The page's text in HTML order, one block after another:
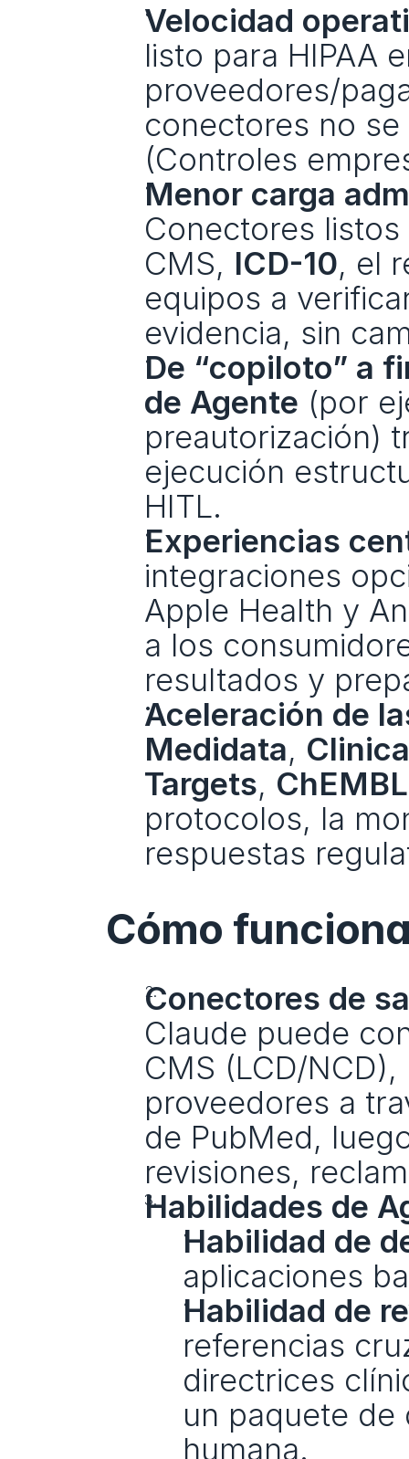
Velocidad
listo para HIPAA
proveedores/
conectores no
(Controles
Menor carga
Conectores
CMS, ICD-10, el
equipos a
evidencia, sin
De “copiloto” a
de Agente (por
preautorización)
ejecución
HITL.
Experiencias
integraciones
Apple Health y
a los
resultados y
Aceleración de
Medidata,
Targets, ChEMBL
protocolos, la
respuestas
Cómo
Conectores de
Claude puede
CMS (LCD/
proveedores a
de PubMed,
revisiones,
Habilidades de
Habilidad de
aplicaciones
Habilidad de
referencias
directrices
un paquete de
humana.